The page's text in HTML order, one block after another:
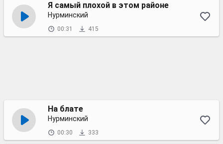
Я самый плохой в этом районе
Нурминский
00:31 415
На блате
Нурминский
00:30 333